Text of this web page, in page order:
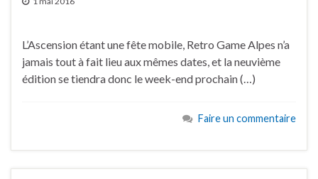
L’Ascension étant une fête mobile, Retro Game Alpes n’a
jamais tout à fait lieu aux mêmes dates, et la neuvième
édition se tiendra donc le week-end prochain (…)
Faire un commentaire